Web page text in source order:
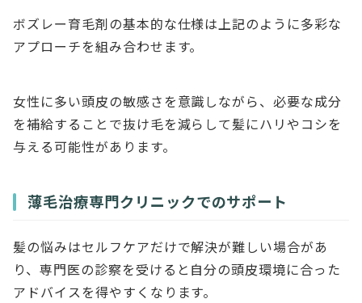
ボズレー育毛剤の基本的な仕様は上記のように多彩な
アプローチを組み合わせます。
女性に多い頭皮の敏感さを意識しながら、必要な成分
を補給することで抜け毛を減らして髪にハリやコシを
与える可能性があります。
薄毛治療専門クリニックでのサポート
髪の悩みはセルフケアだけで解決が難しい場合があ
り、専門医の診察を受けると自分の頭皮環境に合った
アドバイスを得やすくなります。